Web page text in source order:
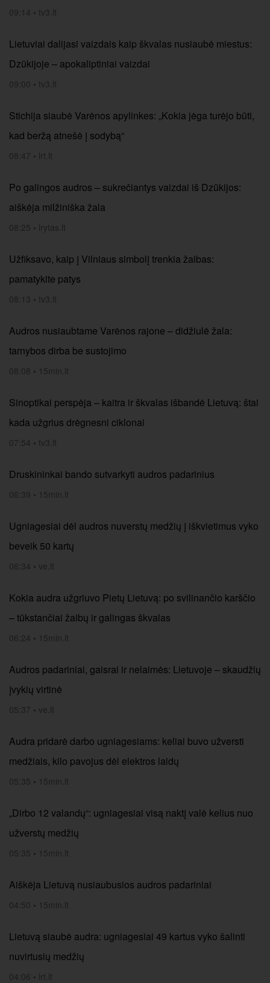
09:14 • tv3.lt
Lietuviai dalijasi vaizdais kaip škvalas nusiaubė miestus:
Dzūkijoje – apokaliptiniai vaizdai
09:00 • tv3.lt
Stichija siaubė Varėnos apylinkes: „Kokia jėga turėjo būti,
kad beržą atnešė į sodybą“
08:47 • lrt.lt
Po galingos audros – sukrečiantys vaizdai iš Dzūkijos:
aiškėja milžiniška žala
08:25 • lrytas.lt
Užfiksavo, kaip į Vilniaus simbolį trenkia žaibas:
pamatykite patys
08:13 • tv3.lt
Audros nusiaubtame Varėnos rajone – didžiulė žala:
tarnybos dirba be sustojimo
08:08 • 15min.lt
Sinoptikai perspėja – kaitra ir škvalas išbandė Lietuvą: štai
kada užgrius drėgnesni ciklonai
07:54 • tv3.lt
Druskininkai bando sutvarkyti audros padarinius
06:39 • 15min.lt
Ugniagesiai dėl audros nuverstų medžių į iškvietimus vyko
beveik 50 kartų
06:34 • ve.lt
Kokia audra užgriuvo Pietų Lietuvą: po svilinančio karščio
– tūkstančiai žaibų ir galingas škvalas
06:24 • 15min.lt
Audros padariniai, gaisrai ir nelaimės: Lietuvoje – skaudžių
įvykių virtinė
05:37 • ve.lt
Audra pridarė darbo ugniagesiams: keliai buvo užversti
medžiais, kilo pavojus dėl elektros laidų
05:35 • 15min.lt
„Dirbo 12 valandų“: ugniagesiai visą naktį valė kelius nuo
užverstų medžių
05:35 • 15min.lt
Aiškėja Lietuvą nusiaubusios audros padariniai
04:50 • 15min.lt
Lietuvą siaubė audra: ugniagesiai 49 kartus vyko šalinti
nuvirtusių medžių
04:06 • lrt.lt